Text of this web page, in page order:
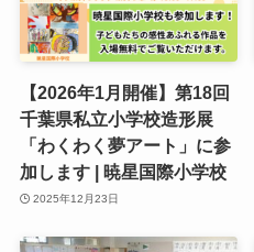
【2026年1月開催】第18回
千葉県私立小学校造形展
「わくわく夢アート」に参
加します | 暁星国際小学校
2025年12月23日